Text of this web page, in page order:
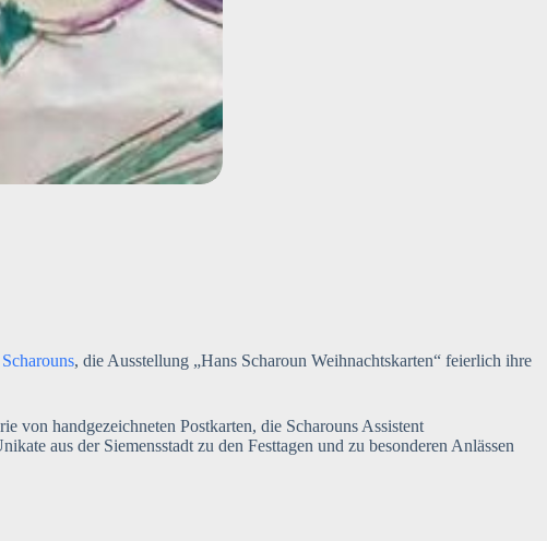
, die Ausstellung „Hans Scharoun Weihnachtskarten“ feierlich ihre
von handgezeichneten Postkarten, die Scharouns Assistent
aus der Siemensstadt zu den Festtagen und zu besonderen Anlässen